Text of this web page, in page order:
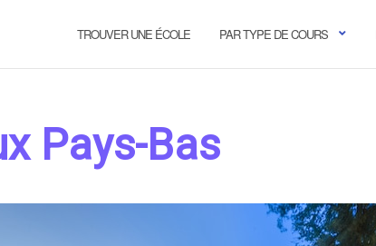
TROUVER UNE ÉCOLE PAR TYPE DE COURS
Pays-Bas